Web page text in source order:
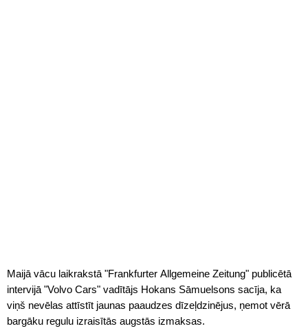
Maijā vācu laikrakstā "Frankfurter Allgemeine Zeitung" publicētā
intervijā "Volvo Cars" vadītājs Hokans Sāmuelsons sacīja, ka
viņš nevēlas attīstīt jaunas paaudzes dīzeļdzinējus, ņemot vērā
bargāku regulu izraisītās augstās izmaksas.